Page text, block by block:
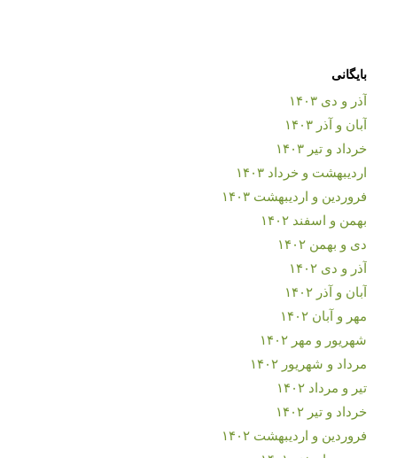
بایگانی
آذر و دی ۱۴۰۳
آبان و آذر ۱۴۰۳
خرداد و تیر ۱۴۰۳
اردیبهشت و خرداد ۱۴۰۳
فروردین و اردیبهشت ۱۴۰۳
بهمن و اسفند ۱۴۰۲
دی و بهمن ۱۴۰۲
آذر و دی ۱۴۰۲
آبان و آذر ۱۴۰۲
مهر و آبان ۱۴۰۲
شهریور و مهر ۱۴۰۲
مرداد و شهریور ۱۴۰۲
تیر و مرداد ۱۴۰۲
خرداد و تیر ۱۴۰۲
فروردین و اردیبهشت ۱۴۰۲